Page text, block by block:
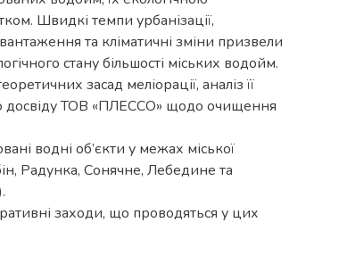
Швидкі темпи урбанізації,
та кліматичні зміни призвели
стану більшості міських водойм.
засад меліорації, аналіз її
досвіду ТОВ «ПЛЕССО» щодо очищення
водні об’єкти у межах міської
Радунка, Сонячне, Лебедине та
заходи, що проводяться у цих